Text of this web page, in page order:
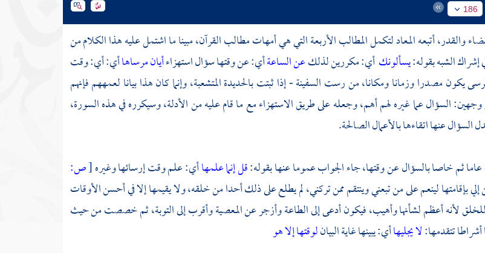
186
والقدر، أتبعه المعاد لتكمل المطالب الأربعة التي هي أمهات مطالب القرآن، مبينا ما اشتمل عليه هذا الكلام من
إشراك الشبه بقوله:يسألونكأي: مكررين لذلكعن الساعةأي: عن وقتها سؤال استهزاءأيان مرساهاأي: أي: وقت
يكون مصدرا وزمانا ومكانا، من رست السفينة - إذا ثبتت بالحديدة المتشعبة، وإنما كان هذا بيانا لعمههم فإنهم
السؤال عما غيره لهم أهم، وجعله على طريق الاستهزاء مع ما قام عليه من الأدلة، وسيكرره في هذه السورة،
السؤال عنها اتقاءها بالأعمال الصالحة.
ثم خاصا بالسؤال عن وقتها، جاء الجواب عموما عنها بقوله:قل إنما علمهاأي: علم وقت إرسائها وغيره[ص:
بإقامتها لينعم على من تبعني وينتقم ممن تركني، لم يطلع على ذلك أحدا من خلقه، ولا يقيمها إلا في أحسن الأوقات
للخلق لأنه أعظم لشأنها وأهيب، فيكون أدعى إلى الطاعة وأزجر عن المعصية وأقرب إلى التوبة، ثم خصصت من حيث
تتقدمها:لا يجليهاأي: يبينها غاية البيانلوقتها إلا هو